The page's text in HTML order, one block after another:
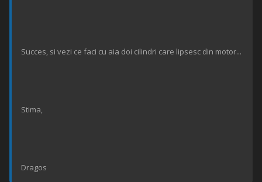
Succes, si vezi ce faci cu aia doi cilindri care lipsesc din motor...
Stima,
Dragos